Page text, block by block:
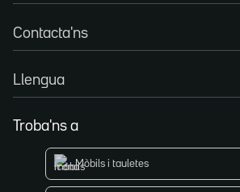
Contacta'ns
Llengua
Troba'ns a
Mòbils i tauletes